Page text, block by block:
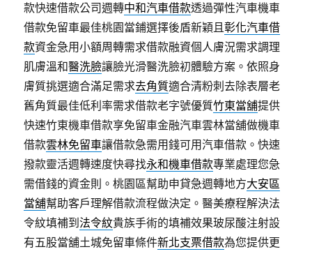
款快速借款公司週轉中和汽車借款透過彈性汽車機車
借款免留車最佳桃園當鋪選擇後盾新穎且彰化汽車借
款資金急用小額周轉需求借款融資個人膚況需求調理
肌膚溫和醫洗臉讓臉光滑醫洗臉初體驗方案。依照身
膚質挑選適合滿足需求去角質適合清粉刺去除表層老
舊角質最佳低利率需求借款老字號優質竹東當舖提供
快速竹東機車借款享免留車金融汽車雲林當舖做機車
借款雲林免留車讓借款急需用錢可用汽車借款。快速
撥款靈活週轉速度快尋找永和機車借款專業處理您急
需借錢的資金則。桃園區幫助申貸急週轉地方大安區
當舖幫助客戶理解借款流程做決定。醫美療程解決法
令紋填補到法令紋貴族手術的填補效果玻尿酸注射設
有五股當舖土城免留車條件新北支票借款為您提供更